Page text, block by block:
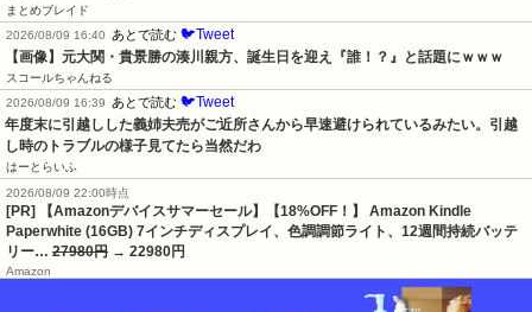
まとめブレイド
2026/08/09 16:40
あとで読む 🐦Tweet
【画像】元大関・貴景勝の湊川親方、誕生日を迎え『誰！？』と話題にｗｗｗ
スコールちゃんねる
2026/08/09 16:39
あとで読む 🐦Tweet
年度末に引越しした義姉夫売がご近所さんから早速避けられているみたい。引越
し時のトラブルの様子見てたら当然だわ
はーとらいふ
2026/08/09 22:00時点
[PR] 【Amazonデバイスサマーセール】【18%OFF！】 Amazon Kindle
Paperwhite (16GB) 7インチディスプレイ、色調調節ライト、12週間持続バッテ
リー… 27980円 → 22980円
Amazon